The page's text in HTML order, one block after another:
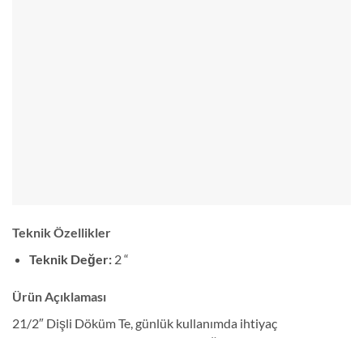
Teknik Özellikler
Teknik Değer:2 “
Ürün Açıklaması
21/2″ Dişli Döküm Te, günlük kullanımda ihtiyaç